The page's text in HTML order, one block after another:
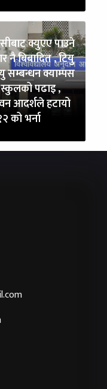
क्युएए पाउने
नै बिबादित , टियु
सम्बन्धन क्याम्पस
स्कुलको पढाइ ,
आदर्शले हटायो
को भर्ना